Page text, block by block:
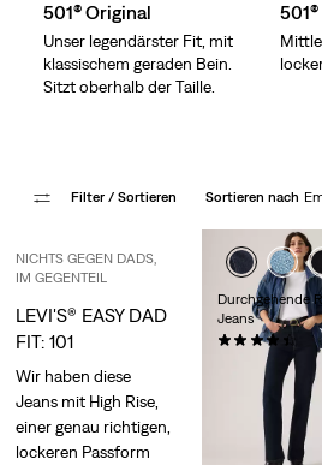
501® Original
Unser legendärster Fit, mit
klassischem geraden Bein.
Sitzt oberhalb der Taille.
Filter / Sortieren Sortieren nach
Durchgehende
Jeans
(0)
CHF 139.90
NICHTS GEGEN DADS,
IM GEGENTEIL
LEVI'S® EASY DAD
FIT: 101
Wir haben diese
Jeans mit High Rise,
einer genau richtigen,
lockeren Passform